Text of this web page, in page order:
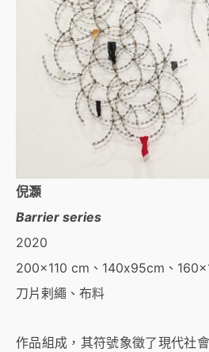
倪灝
Barrier series
2020
200×110 cm、140x95cm、
刀片剌繩、布料
作品組成，其符號象徵了現代社